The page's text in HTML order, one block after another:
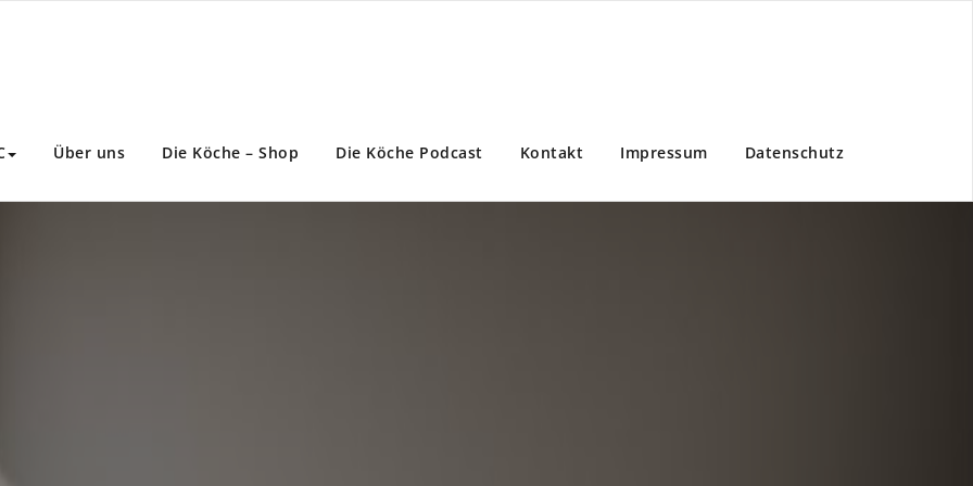
Über uns Die Köche – Shop Die Köche Podcast Kontakt Impressum Datenschutz